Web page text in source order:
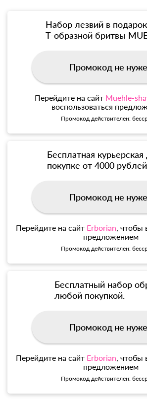
Набор лезвий в
Т-образной бритвы
Промокод не
Перейдите на сайт Muehle-
воспользоваться
Промокод действителен:
Бесплатная
покупке от 4000
Промокод не
Перейдите на сайт Erborian, чтобы
предложением
Промокод действителен:
Бесплатный набор
любой покупкой.
Промокод не
Перейдите на сайт Erborian, чтобы
предложением
Промокод действителен: